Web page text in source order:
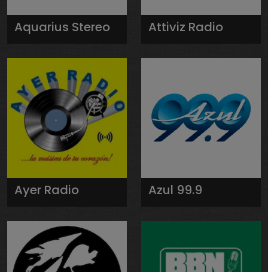
Aquarius Stereo Attiviz Radio
Ayer Radio Azul 99.9